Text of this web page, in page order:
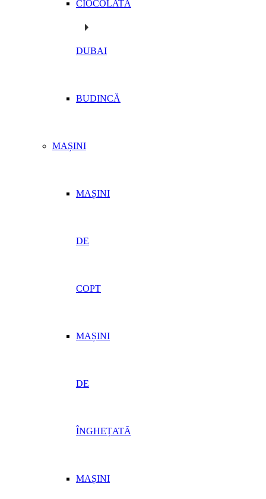
CIOCOLATĂ
DUBAI
BUDINCĂ
MAȘINI
MAȘINI
DE
COPT
MAȘINI
DE
ÎNGHEȚATĂ
MAȘINI